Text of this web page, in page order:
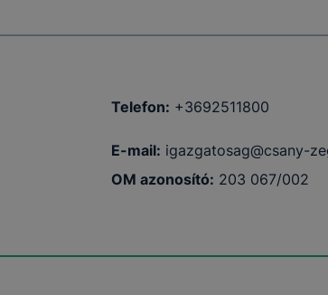
Telefon: +3692511800
E-mail: igazgatosag@csany-
OM azonosító: 203 067/002